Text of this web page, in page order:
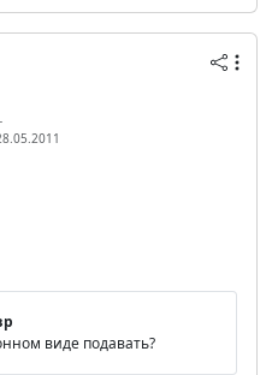
виде подавать?